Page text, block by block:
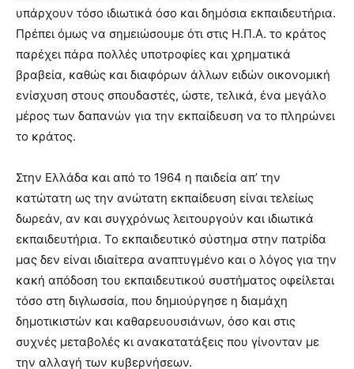
υπάρχουν τόσο ιδιωτικά όσο και δημόσια εκπαιδευτήρια.
Πρέπει όμως να σημειώσουμε ότι στις Η.Π.Α. το κράτος
παρέχει πάρα πολλές υποτροφίες και χρηματικά
βραβεία, καθώς και διαφόρων άλλων ειδών οικονομική
ενίσχυση στους σπουδαστές, ώστε, τελικά, ένα μεγάλο
μέρος των δαπανών για την εκπαίδευση να το πληρώνει
το κράτος.
Στην Ελλάδα και από το 1964 η παιδεία απ’ την
κατώτατη ως την ανώτατη εκπαίδευση είναι τελείως
δωρεάν, αν και συγχρόνως λειτουργούν και ιδιωτικά
εκπαιδευτήρια. Το εκπαιδευτικό σύστημα στην πατρίδα
μας δεν είναι ιδιαίτερα αναπτυγμένο και ο λόγος για την
κακή απόδοση του εκπαιδευτικού συστήματος οφείλεται
τόσο στη διγλωσσία, που δημιούργησε η διαμάχη
δημοτικιστών και καθαρευουσιάνων, όσο και στις
συχνές μεταβολές κι ανακατατάξεις που γίνονταν με
την αλλαγή των κυβερνήσεων.